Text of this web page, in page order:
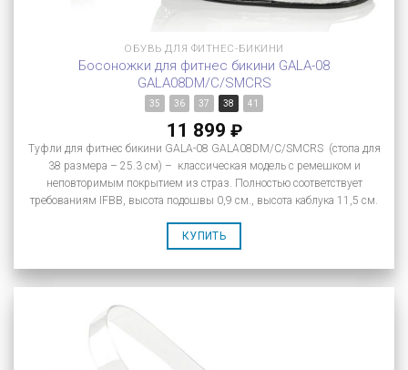
ОБУВЬ ДЛЯ ФИТНЕС-БИКИНИ
Босоножки для фитнес бикини GALA-08
GALA08DM/C/SMCRS
35 36 37 38 41
11 899 ₽
Туфли для фитнес бикини GALA-08 GALA08DM/C/SMCRS (стопа для
38 размера – 25.3 см) – классическая модель с ремешком и
неповторимым покрытием из страз. Полностью соответствует
требованиям IFBB, высота подошвы 0,9 см., высота каблука 11,5 см.
КУПИТЬ